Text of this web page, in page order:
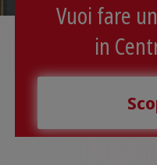
Vuoi fare
in